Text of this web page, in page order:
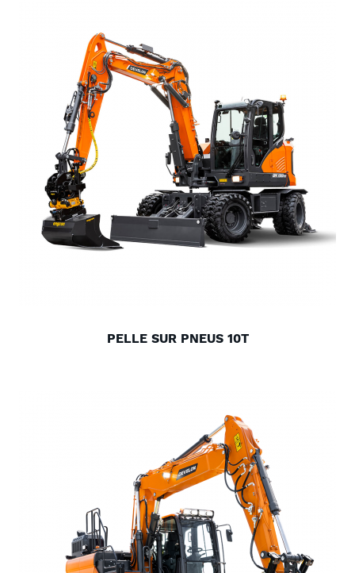
PELLE SUR PNEUS 10T